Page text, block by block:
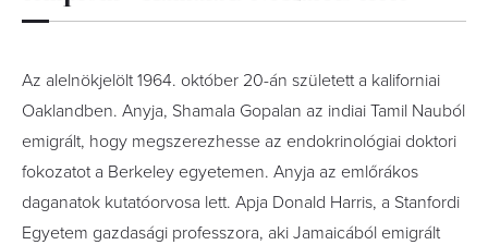
Az alelnökjelölt 1964. október 20-án született a kaliforniai
Oaklandben. Anyja, Shamala Gopalan az indiai Tamil Nauból
emigrált, hogy megszerezhesse az endokrinológiai doktori
fokozatot a Berkeley egyetemen. Anyja az emlőrákos
daganatok kutatóorvosa lett. Apja Donald Harris, a Stanfordi
Egyetem gazdasági professzora, aki Jamaicából emigrált